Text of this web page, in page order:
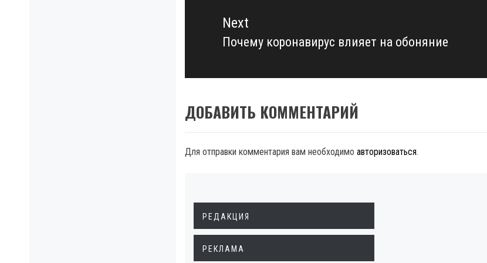
Next
Next
Почему коронавирус влияет на обоняние
ДОБАВИТЬ КОММЕНТАРИЙ
Для отправки комментария вам необходимо авторизоваться.
РЕДАКЦИЯ
РЕКЛАМА